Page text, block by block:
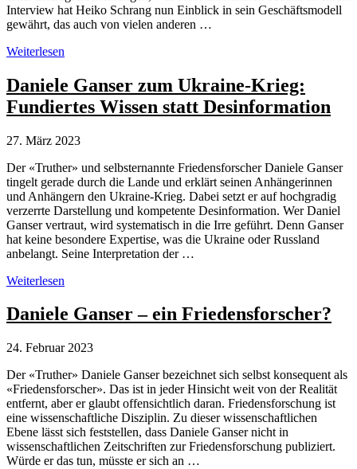
Interview hat Heiko Schrang nun Einblick in sein Geschäftsmodell
gewährt, das auch von vielen anderen …
Verschwörungstheoretiker
Schrang
verkündet
(ausnahmsweise)
Wahrheit
Weiterlesen
Daniele Ganser zum Ukraine-Krieg:
Fundiertes Wissen statt Desinformation
27. März 2023
Der «Truther» und selbsternannte Friedensforscher Daniele Ganser
tingelt gerade durch die Lande und erklärt seinen Anhängerinnen
und Anhängern den Ukraine-Krieg. Dabei setzt er auf hochgradig
verzerrte Darstellung und kompetente Desinformation. Wer Daniel
Ganser vertraut, wird systematisch in die Irre geführt. Denn Ganser
hat keine besondere Expertise, was die Ukraine oder Russland
anbelangt. Seine Interpretation der …
Daniele
zum
Ukraine-
Fundiertes
statt
Desinformation
Weiterlesen
Daniele Ganser – ein Friedensforscher?
24. Februar 2023
Der «Truther» Daniele Ganser bezeichnet sich selbst konsequent als
«Friedensforscher». Das ist in jeder Hinsicht weit von der Realität
entfernt, aber er glaubt offensichtlich daran. Friedensforschung ist
eine wissenschaftliche Disziplin. Zu dieser wissenschaftlichen
Ebene lässt sich feststellen, dass Daniele Ganser nicht in
wissenschaftlichen Zeitschriften zur Friedensforschung publiziert.
Würde er das tun, müsste er sich an …